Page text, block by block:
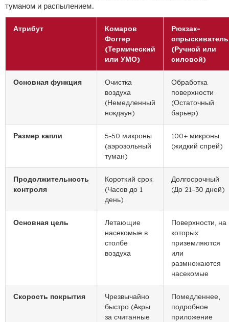
туманом и распылением..
Атрибут
Комаров
Фоггер
(Термический
или УМО)
Рюкзак-
опрыскиватель
(Ручной или
силовой)
Основная функция
Очистка
воздуха
(Немедленный
нокдаун)
Обработка
поверхности
(Остаточный
барьер)
Размер капли
5-50 микроны
(аэрозольный
туман)
100+ микроны
(жидкий спрей)
Продолжительность
контроля
Короткий срок
(Часов до 1
день)
Долгосрочный
(До 21–30 дней)
Основная цель
Летающие
насекомые в
столбе
воздуха
Поверхности, на
которых
приземляются
или
размножаются
насекомые
Скорость покрытия
Чрезвычайно
быстро (Акры
за считанные
Помедленнее,
подробное
приложение